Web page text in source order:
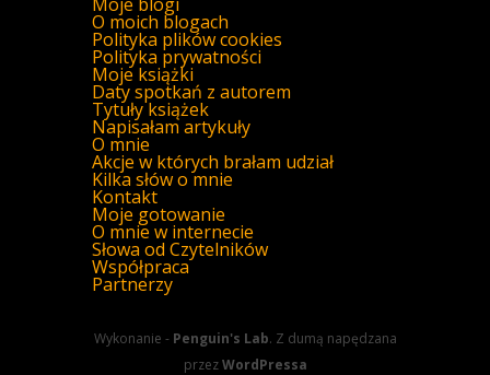
O moich blogach
Polityka plików cookies
Polityka prywatności
Moje książki
Daty spotkań z autorem
Tytuły książek
Napisałam artykuły
O mnie
Akcje w których brałam udział
Kilka słów o mnie
Kontakt
Moje gotowanie
O mnie w internecie
Słowa od Czytelników
Współpraca
Partnerzy
Wykonanie - Penguin's Lab. Z dumą napędzana
przezWordPressa